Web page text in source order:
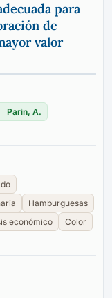
para
de
valor
Parin, A.
Hamburguesas
económico
Color